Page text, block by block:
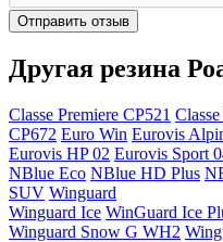
Отправить отзыв
Другая резина
Classe Premiere CP521
CP672 Euro Win Eurovis
Eurovis HP 02 Eurovis Sport
NBlue Eco NBlue HD Plus
SUV Winguard
Winguard Ice WinGuard Ice
Winguard Snow G WH2